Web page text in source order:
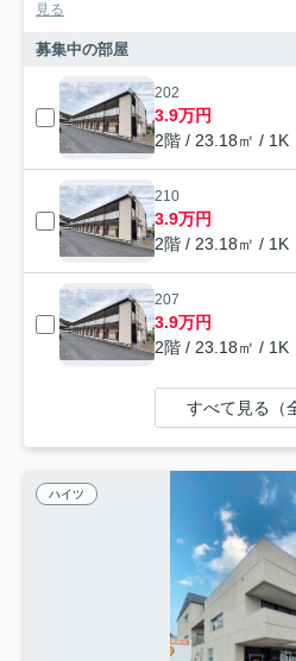
見る
募集中の部屋
202
3.9万円
2階 / 23.18㎡ / 1K
210
3.9万円
2階 / 23.18㎡ / 1K
207
3.9万円
2階 / 23.18㎡ / 1K
すべて見る（
ハイツ